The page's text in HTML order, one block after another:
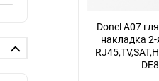
Donel A07
накладка 2-